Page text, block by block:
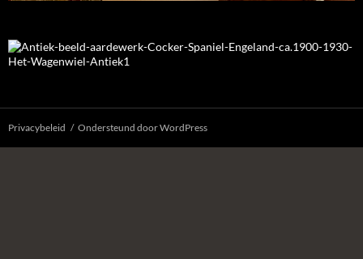
Privacybeleid Ondersteund door WordPress